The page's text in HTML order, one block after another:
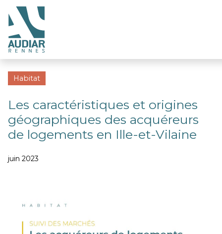
Habitat
Les caractéristiques et origines
géographiques des acquéreurs
de logements en Ille-et-Vilaine
juin 2023